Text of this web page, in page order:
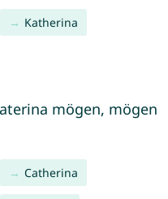
Katherina
mögen, mögen
Catherina